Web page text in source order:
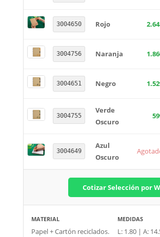
3004650 Rojo
3004756 Naranja
3004651 Negro
3004755
Verde
Oscuro
3004649
Azul
Oscuro
Cotizar Selección por
MATERIAL
Papel + Cartón reciclados.
MEDIDAS
L: 1.80 | A: